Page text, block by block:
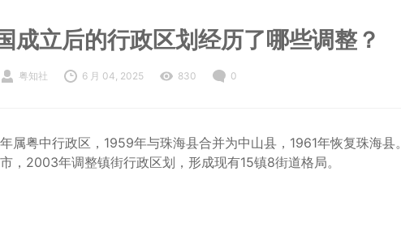
成立后的行政区划经历了哪些调整？
粤知社 6 月 04, 2025 830 0
属粤中行政区，1959年与珠海县合并为中山县，1961年恢复珠海县。
，2003年调整镇街行政区划，形成现有15镇8街道格局。